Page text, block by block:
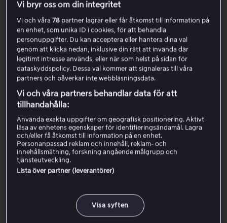
Om du har fått en värdekod men stöter på problem när
du försöker aktivera den, börja med att kontrollera
följande:
Ange koden exakt så som du har fått den.
Säkerställ att koden inte har gått ut eller redan har
använts.
Om du fortfarande har problem med att aktivera koden,
gå igenom kraven för att använda en värdekod samt
kontrollpunkterna nedan för att ta reda på varför det
inte fungerar.
Krav för aktivering av en värdekod
Kontrollpunkter vid felsökning
Vi bryr oss om din integritet
Vi och våra78 partner lagrar eller får åtkomst till information på
en enhet, som unika ID i cookies, för att behandla
personuppgifter. Du kan acceptera eller hantera dina val
genom att klicka nedan, inklusive din rätt att invända där
legitimt intresse används, eller när som helst på sidan för
dataskyddspolicy. Dessa val kommer att signaleras till våra
partners och påverkar inte webbläsningsdata.
Vi och våra partners behandlar data för att
tillhandahålla:
Använda exakta uppgifter om geografisk positionering. Aktivt
läsa av enhetens egenskaper för identifieringsändamål. Lagra
och/eller få åtkomst till information på en enhet.
Personanpassad reklam och innehåll, reklam- och
innehållsmätning, forskning angående målgrupp och
tjänsteutveckling.
Lista över partner (leverantörer)
Visa syften